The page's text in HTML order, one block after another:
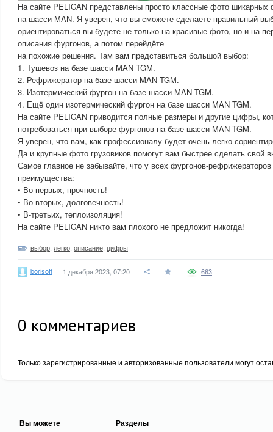
На сайте PELICAN представлены просто классные фото шикарных
на шасси MAN. Я уверен, что вы сможете сделаете правильный
ориентироваться вы будете не только на красивые фото, но и на
описания фургонов, а потом перейдёте
на похожие решения. Там вам представиться большой выбор:
1. Тушевоз на базе шасси MAN TGM.
2. Рефрижератор на базе шасси MAN TGM.
3. Изотермический фургон на базе шасси MAN TGM.
4. Ещё один изотермический фургон на базе шасси MAN TGM.
На сайте PELICAN приводится полные размеры и другие цифры,
потребоваться при выборе фургонов на базе шасси MAN TGM.
Я уверен, что вам, как профессионалу будет очень легко
Да и крупные фото грузовиков помогут вам быстрее сделать свой
Самое главное не забывайте, что у всех фургонов-
преимущества:
• Во-первых, прочность!
• Во-вторых, долговечность!
• В-третьих, теплоизоляция!
На сайте PELICAN никто вам плохого не предложит никогда!
выбор легко описание цифры
borisoff 1 декабря 2023, 07:20 663
0 комментариев
Только зарегистрированные и авторизованные пользователи могут
Вы можете Разделы